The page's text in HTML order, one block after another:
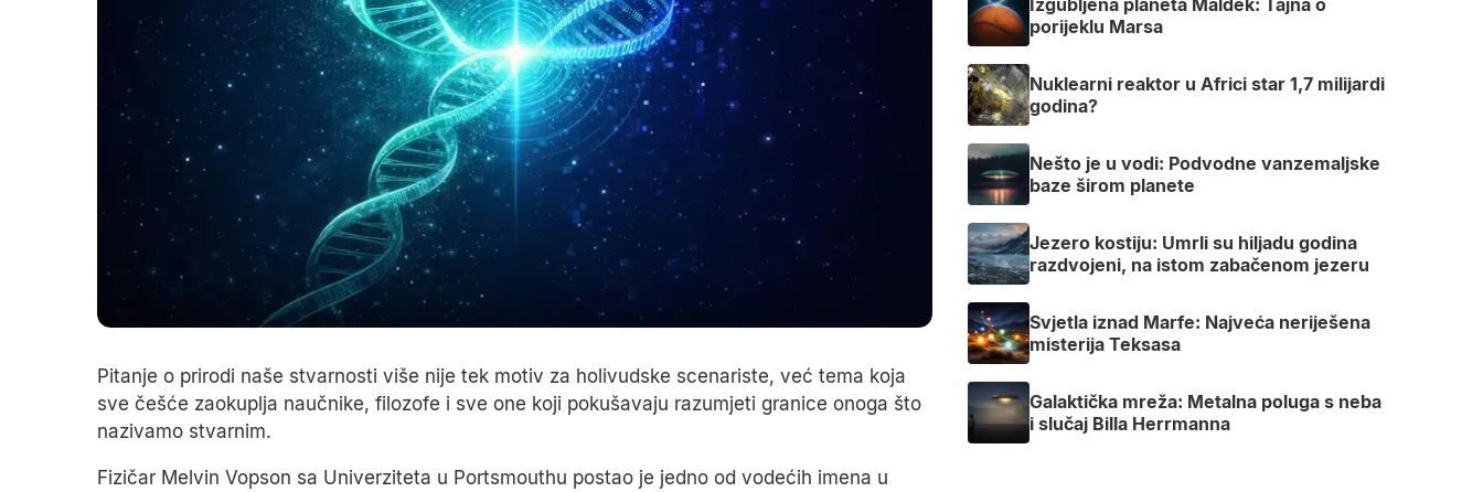
Pitanje o prirodi naše stvarnosti više nije tek motiv za holivudske scenariste, već tema koja
sve češće zaokuplja naučnike, filozofe i sve one koji pokušavaju razumjeti granice onoga što
nazivamo stvarnim.
Fizičar Melvin Vopson sa Univerziteta u Portsmouthu postao je jedno od vodećih imena u
porijeklu Marsa
Nuklearni reaktor u Africi star 1,7 milijardi
godina?
Nešto je u vodi: Podvodne vanzemaljske
baze širom planete
Jezero kostiju: Umrli su hiljadu godina
razdvojeni, na istom zabačenom jezeru
Svjetla iznad Marfe: Najveća neriješena
misterija Teksasa
Galaktička mreža: Metalna poluga s neba
i slučaj Billa Herrmanna